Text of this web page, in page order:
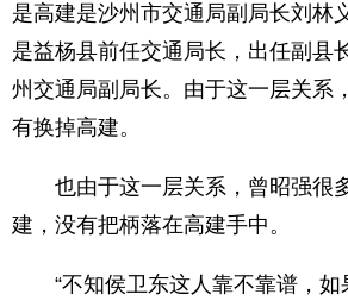
是高建是沙州市交通局副局长刘林
是益杨县前任交通局长，出任副县
州交通局副局长。由于这一层关系
有换掉高建。
也由于这一层关系，曾昭强很
建，没有把柄落在高建手中。
“不知侯卫东这人靠不靠谱，如